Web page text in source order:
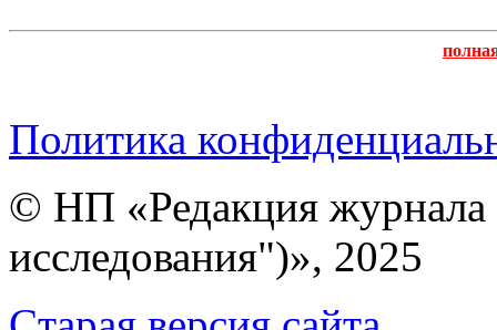
Политика
© НП «Редакция
исследования")», 2025